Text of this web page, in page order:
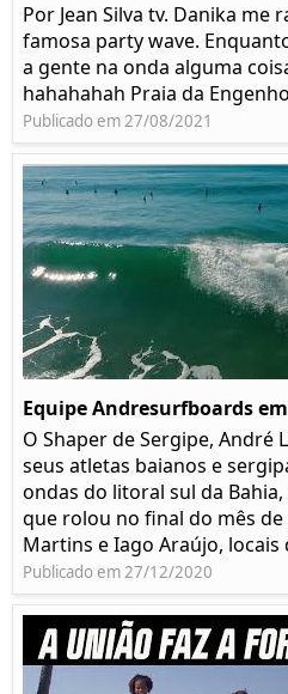
Por Jean Silva tv. Danika me
famosa party wave.
a gente na onda alguma
hahahahah Praia da
Publicado em 27/08/2021
Equipe Andresurfboards
O Shaper de Sergipe, André
seus atletas baianos e
ondas do litoral sul da
que rolou no final do mês de
Martins e Iago Araújo, locais
Publicado em 27/12/2020